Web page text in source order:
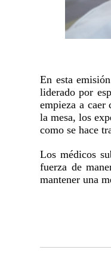
En esta
liderado por
empieza a caer
la mesa, los
como se hace
Los médicos
fuerza de
mantener una